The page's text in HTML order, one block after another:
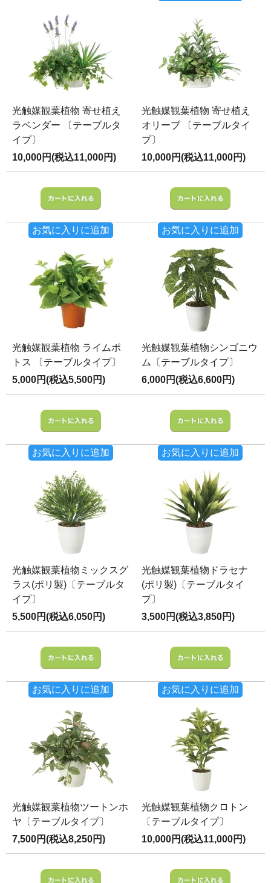
光触媒観葉植物 寄せ植え
ラベンダー 〔テーブルタ
イプ〕
10,000円(税込11,000円)
お気に入りに追加
光触媒観葉植物 寄せ植え
オリーブ 〔テーブルタイ
プ〕
10,000円(税込11,000円)
お気に入りに追加
光触媒観葉植物 ライムポ
トス 〔テーブルタイプ〕
5,000円(税込5,500円)
お気に入りに追加
光触媒観葉植物シンゴニウ
ム〔テーブルタイプ〕
6,000円(税込6,600円)
お気に入りに追加
光触媒観葉植物ミックスグ
ラス(ポリ製)〔テーブルタ
イプ〕
5,500円(税込6,050円)
お気に入りに追加
光触媒観葉植物ドラセナ
(ポリ製)〔テーブルタイ
プ〕
3,500円(税込3,850円)
お気に入りに追加
光触媒観葉植物ツートンホ
ヤ〔テーブルタイプ〕
7,500円(税込8,250円)
光触媒観葉植物クロトン
〔テーブルタイプ〕
10,000円(税込11,000円)